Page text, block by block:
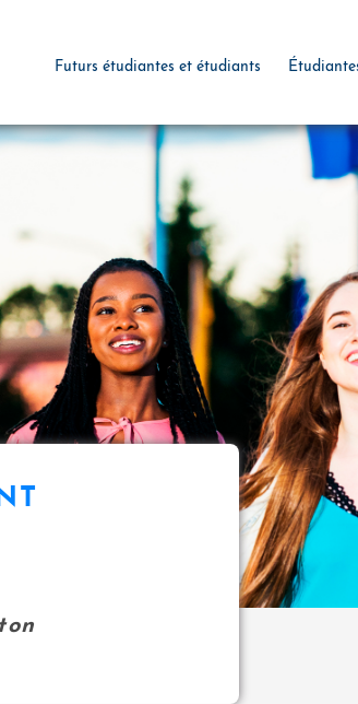
Futurs étudiantes et étudiants